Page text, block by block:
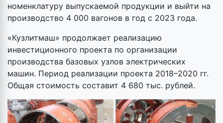
номенклатуру выпускаемой продукции и выйти на
производство 4 000 вагонов в год с 2023 года.
«Кузлитмаш» продолжает реализацию
инвестиционного проекта по организации
производства базовых узлов электрических
машин. Период реализации проекта 2018–2020 гг.
Общая стоимость составит 4 680 тыс. рублей.